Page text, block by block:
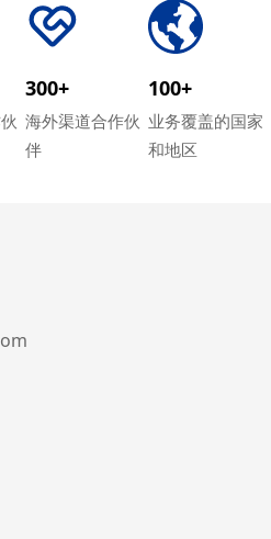
300+
海外渠道合作伙
伴
100+
业务覆盖的国家
和地区